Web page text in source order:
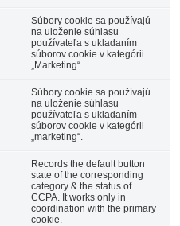
Súbory cookie sa používajú
na uloženie súhlasu
používateľa s ukladaním
súborov cookie v kategórii
„Marketing“.
Súbory cookie sa používajú
na uloženie súhlasu
používateľa s ukladaním
súborov cookie v kategórii
„marketing“.
Records the default button
state of the corresponding
category & the status of
CCPA. It works only in
coordination with the primary
cookie.